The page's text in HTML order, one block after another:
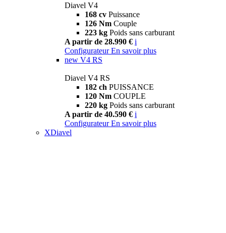
Diavel V4
168 cv Puissance
126 Nm Couple
223 kg Poids sans carburant
A partir de 28.990 € i
Configurateur En savoir plus
new V4 RS
Diavel V4 RS
182 ch PUISSANCE
120 Nm COUPLE
220 kg Poids sans carburant
A partir de 40.590 € i
Configurateur En savoir plus
XDiavel